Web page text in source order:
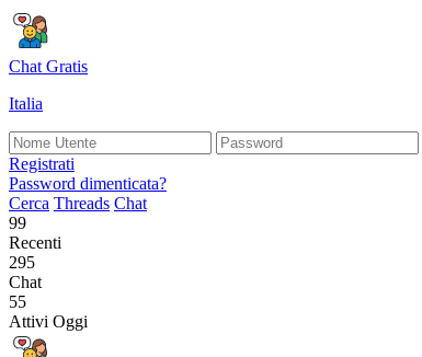
Chat Gratis
Italia
Registrati
Password dimenticata?
Cerca Threads Chat
99
Recenti
295
Chat
55
Attivi Oggi